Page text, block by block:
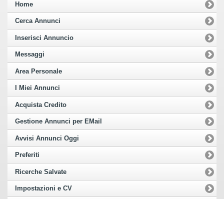
Home
Cerca Annunci
Inserisci Annuncio
Messaggi
Area Personale
I Miei Annunci
Acquista Credito
Gestione Annunci per EMail
Avvisi Annunci Oggi
Preferiti
Ricerche Salvate
Impostazioni e CV